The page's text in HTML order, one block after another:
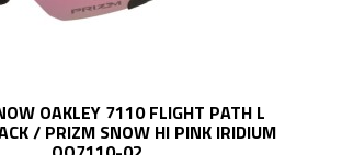
OAKLEY 7110 FLIGHT PATH L
/ PRIZM SNOW HI PINK IRIDIUM